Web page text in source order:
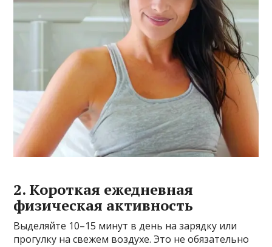
2. Короткая ежедневная
физическая активность
Выделяйте 10–15 минут в день на зарядку или
прогулку на свежем воздухе. Это не обязательно